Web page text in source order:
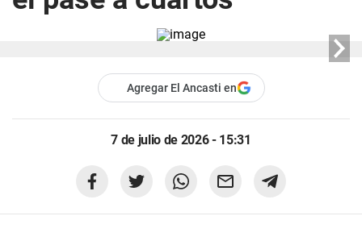
Agregar El Ancasti en
7 de julio de 2026 - 15:31